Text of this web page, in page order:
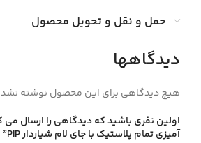
حمل و نقل و تحویل محصول
دیدگاهها
هیچ دیدگاهی برای این محصول نوشته
اولین نفری باشید که دیدگاهی را ارسال می
آميزي تمام پلاستيك با جاي لام شياردار PIP”